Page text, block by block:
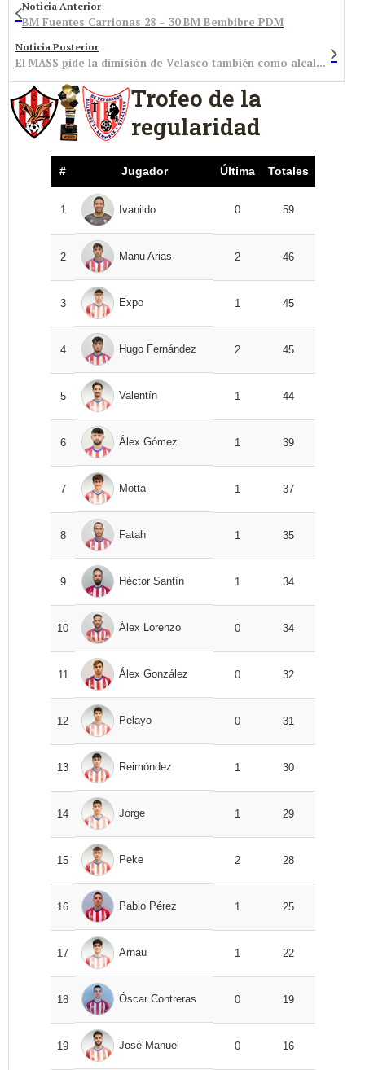
Noticia Anterior
BM Fuentes Carrionas 28 – 30 BM Bembibre PDM
Noticia Posterior
El MASS pide la dimisión de Velasco también como alcalde de Congosto
Trofeo de la
regularidad
# Jugador Última Totales
1 Ivanildo 0 59
2 Manu Arias 2 46
3 Expo 1 45
4 Hugo Fernández 2 45
5 Valentín 1 44
6 Álex Gómez 1 39
7 Motta 1 37
8 Fatah 1 35
9 Héctor Santín 1 34
10 Álex Lorenzo 0 34
11 Álex González 0 32
12 Pelayo 0 31
13 Reimóndez 1 30
14 Jorge 1 29
15 Peke 2 28
16 Pablo Pérez 1 25
17 Arnau 1 22
18 Óscar Contreras 0 19
19 José Manuel 0 16